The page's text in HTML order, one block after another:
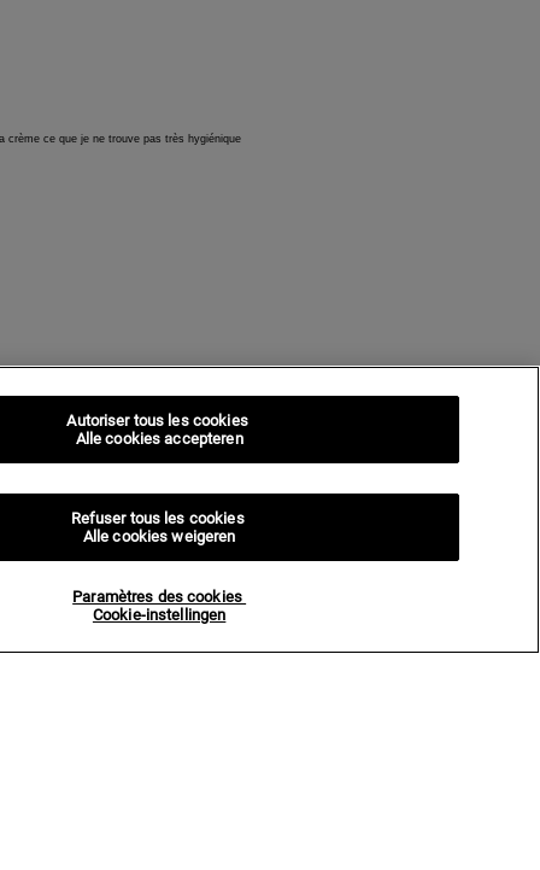
Paramètres des cookies
Cookie-instellingen
Refuser tous les cookies
Alle cookies weigeren
Autoriser tous les cookies
Alle cookies accepteren